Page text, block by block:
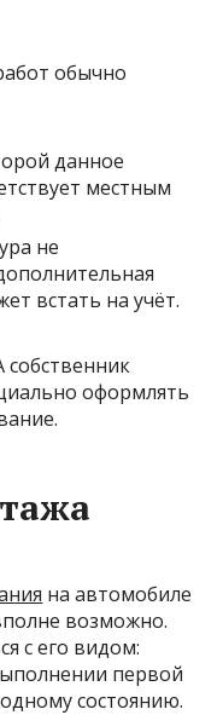
обычно
данное
местным
не
встать на учёт.
собственник
оформлять
на автомобиле
возможно.
с его видом:
первой
состоянию.